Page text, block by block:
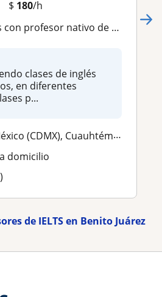
$ 180/h
nativo de USA en CDMX
clases de inglés
en diferentes
p...
Cuauhtémoc, Venustiano Carranza, Iztapalapa, ...
domicilio
de IELTS en Benito Juárez